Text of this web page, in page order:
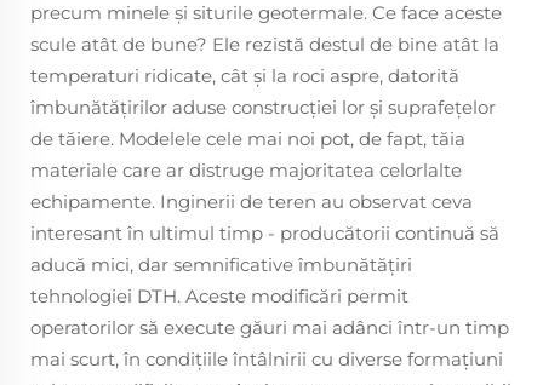
precum minele și siturile geotermale. Ce face aceste
scule atât de bune? Ele rezistă destul de bine atât la
temperaturi ridicate, cât și la roci aspre, datorită
îmbunătățirilor aduse construcției lor și suprafețelor
de tăiere. Modelele cele mai noi pot, de fapt, tăia
materiale care ar distruge majoritatea celorlalte
echipamente. Inginerii de teren au observat ceva
interesant în ultimul timp - producătorii continuă să
aducă mici, dar semnificative îmbunătățiri
tehnologiei DTH. Aceste modificări permit
operatorilor să execute găuri mai adânci într-un timp
mai scurt, în condițiile întâlnirii cu diverse formațiuni